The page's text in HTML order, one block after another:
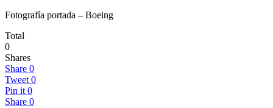
Fotografía portada – Boeing
Total
0
Shares
Share 0
Tweet 0
Pin it 0
Share 0